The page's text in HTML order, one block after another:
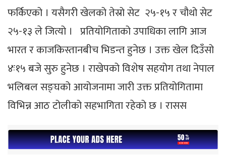
फर्किएको । यसैगरी खेलको तेस्रो सेट २५-१५ र चौथो सेट
२५-१३ ले जित्यो । प्रतियोगिताको उपाधिका लागि आज
भारत र काजकिस्तानबीच भिडन्त हुनेछ । उक्त खेल दिउँसो
४ः१५ बजे सुरु हुनेछ । राखेपको विशेष सहयोग तथा नेपाल
भलिबल सङ्घको आयोजनामा जारी उक्त प्रतियोगितामा
विभिन्न आठ टोलीको सहभागिता रहेको छ । रासस